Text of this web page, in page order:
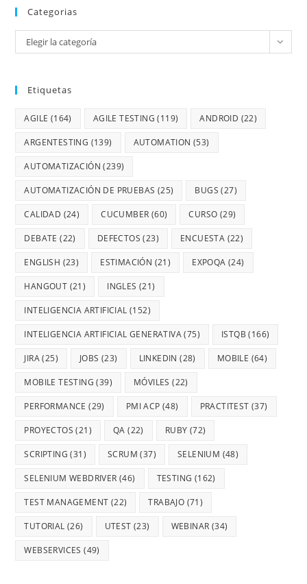
Categorias
Elegir la categoría
Etiquetas
AGILE (164) AGILE TESTING (119) ANDROID (22)
ARGENTESTING (139) AUTOMATION (53)
AUTOMATIZACIÓN (239)
AUTOMATIZACIÓN DE PRUEBAS (25) BUGS (27)
CALIDAD (24) CUCUMBER (60) CURSO (29)
DEBATE (22) DEFECTOS (23) ENCUESTA (22)
ENGLISH (23) ESTIMACIÓN (21) EXPOQA (24)
HANGOUT (21) INGLES (21)
INTELIGENCIA ARTIFICIAL (152)
INTELIGENCIA ARTIFICIAL GENERATIVA(75) ISTQB (166)
JIRA(25) JOBS (23) LINKEDIN (28) MOBILE (64)
MOBILE TESTING (39) MÓVILES (22)
PERFORMANCE (29) PMI ACP (48) PRACTITEST (37)
PROYECTOS (21) QA (22) RUBY (72)
SCRIPTING (31) SCRUM (37) SELENIUM (48)
SELENIUM WEBDRIVER (46) TESTING (162)
TEST MANAGEMENT (22) TRABAJO (71)
TUTORIAL (26) UTEST (23) WEBINAR (34)
WEBSERVICES (49)